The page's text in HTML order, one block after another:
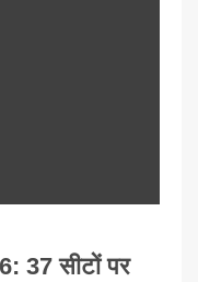
37 सीटों पर